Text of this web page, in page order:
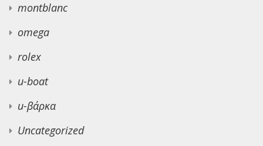
montblanc
omega
rolex
u-boat
u-βάρκα
Uncategorized